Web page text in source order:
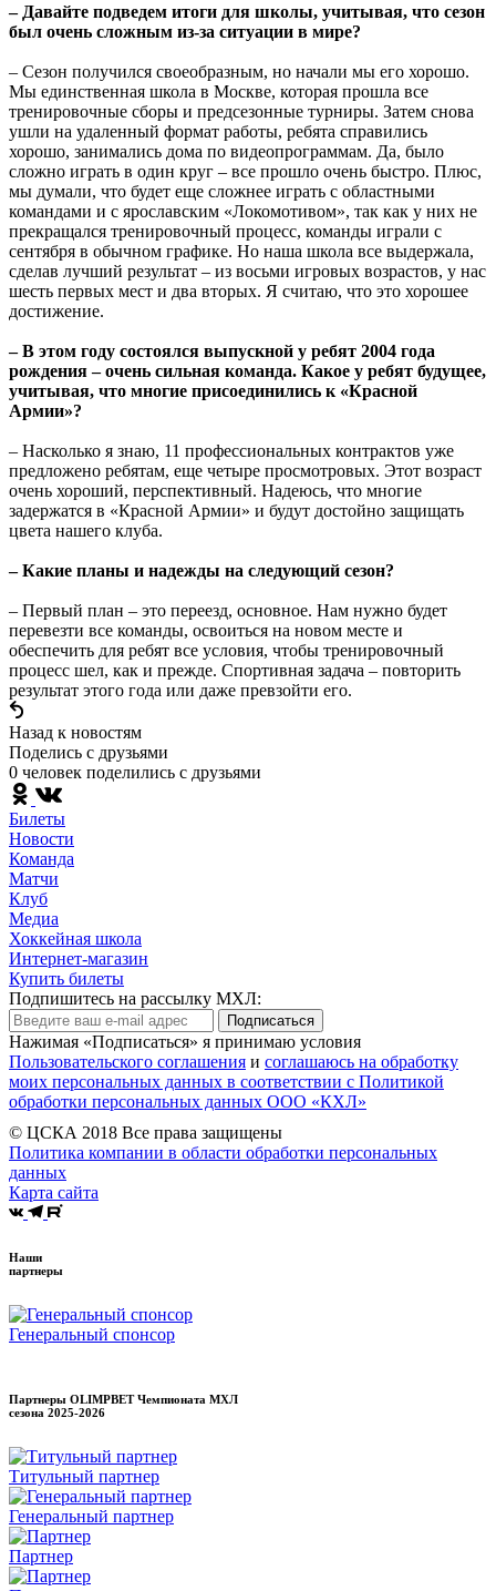
– Давайте подведем итоги для школы, учитывая, что сезон
был очень сложным из-за ситуации в мире?
– Сезон получился своеобразным, но начали мы его хорошо.
Мы единственная школа в Москве, которая прошла все
тренировочные сборы и предсезонные турниры. Затем снова
ушли на удаленный формат работы, ребята справились
хорошо, занимались дома по видеопрограммам. Да, было
сложно играть в один круг – все прошло очень быстро. Плюс,
мы думали, что будет еще сложнее играть с областными
командами и с ярославским «Локомотивом», так как у них не
прекращался тренировочный процесс, команды играли с
сентября в обычном графике. Но наша школа все выдержала,
сделав лучший результат – из восьми игровых возрастов, у нас
шесть первых мест и два вторых. Я считаю, что это хорошее
достижение.
– В этом году состоялся выпускной у ребят 2004 года
рождения – очень сильная команда. Какое у ребят будущее,
учитывая, что многие присоединились к «Красной
Армии»?
– Насколько я знаю, 11 профессиональных контрактов уже
предложено ребятам, еще четыре просмотровых. Этот возраст
очень хороший, перспективный. Надеюсь, что многие
задержатся в «Красной Армии» и будут достойно защищать
цвета нашего клуба.
– Какие планы и надежды на следующий сезон?
– Первый план – это переезд, основное. Нам нужно будет
перевезти все команды, освоиться на новом месте и
обеспечить для ребят все условия, чтобы тренировочный
процесс шел, как и прежде. Спортивная задача – повторить
результат этого года или даже превзойти его.
Назад к новостям
Поделись c друзьями
0 человек поделились c друзьями
Билеты
Новости
Команда
Матчи
Клуб
Медиа
Хоккейная школа
Интернет-магазин
Купить билеты
Подпишитесь на рассылку МХЛ:
Подписаться
Нажимая «Подписаться» я принимаю условия
Пользовательского соглашения и соглашаюсь на обработку
моих персональных данных в соответствии с Политикой
обработки персональных данных ООО «КХЛ»
© ЦСКА 2018 Все права защищены
Политика компании в области обработки персональных
данных
Карта сайта
Наши
партнеры
Генеральный спонсор
Партнеры OLIMPBET Чемпионата МХЛ
сезона 2025-2026
Титульный партнер
Генеральный партнер
Партнер